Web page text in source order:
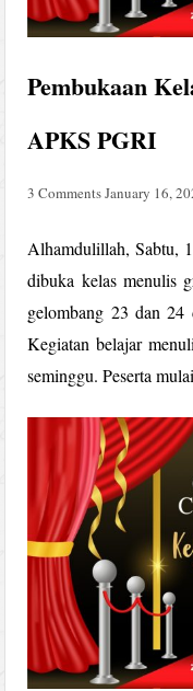
Pembukaan
APKS PGRI
3 CommentsJanuary 16,
Alhamdulillah, Sabtu,
dibuka kelas menulis
gelombang 23 dan
Kegiatan belajar
seminggu. Peserta